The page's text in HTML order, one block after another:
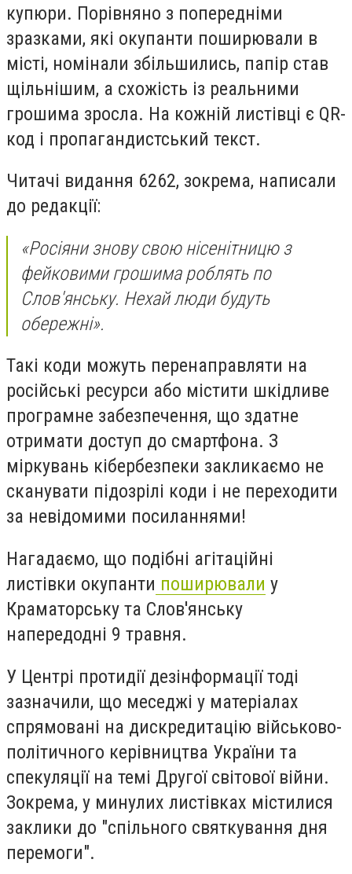
купюри. Порівняно з попередніми
зразками, які окупанти поширювали в
місті, номінали збільшились, папір став
щільнішим, а схожість із реальними
грошима зросла. На кожній листівці є QR-
код і пропагандистський текст.
Читачі видання 6262, зокрема, написали
до редакції:
«Росіяни знову свою нісенітницю з
фейковими грошима роблять по
Слов'янську. Нехай люди будуть
обережні».
Такі коди можуть перенаправляти на
російські ресурси або містити шкідливе
програмне забезпечення, що здатне
отримати доступ до смартфона. З
міркувань кібербезпеки закликаємо не
сканувати підозрілі коди і не переходити
за невідомими посиланнями!
Нагадаємо, що подібні агітаційні
листівки окупанти поширювали у
Краматорську та Слов'янську
напередодні 9 травня.
У Центрі протидії дезінформації тоді
зазначили, що меседжі у матеріалах
спрямовані на дискредитацію військово-
політичного керівництва України та
спекуляції на темі Другої світової війни.
Зокрема, у минулих листівках містилися
заклики до "спільного святкування дня
перемоги".